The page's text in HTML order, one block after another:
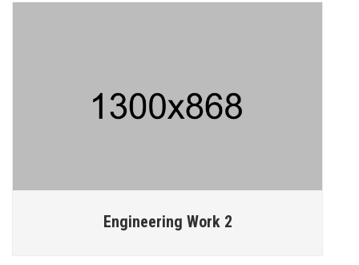
Engineering Work 2